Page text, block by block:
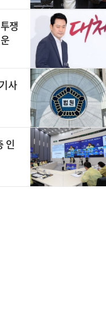
쟁
사
인